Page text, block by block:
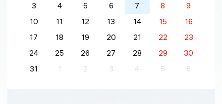
3
4 5 6 7 8
9
10
11 12 13 14 15
16
17
18 19 20 21 22
23
24
25 26 27 28 29
30
31
1 2 3 4 5 6